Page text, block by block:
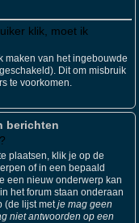
klik, moet ik
maken van het ingebouwde
Dit om misbruik
te voorkomen.
berichten
plaatsen, klik je op de
of in een bepaald
een nieuw onderwerp kan
het forum staan onderaan
(de lijst metje mag geen
niet antwoorden op een